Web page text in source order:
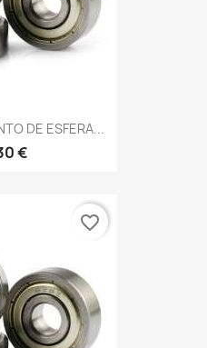
DE ESFERA...
€
favorite_border